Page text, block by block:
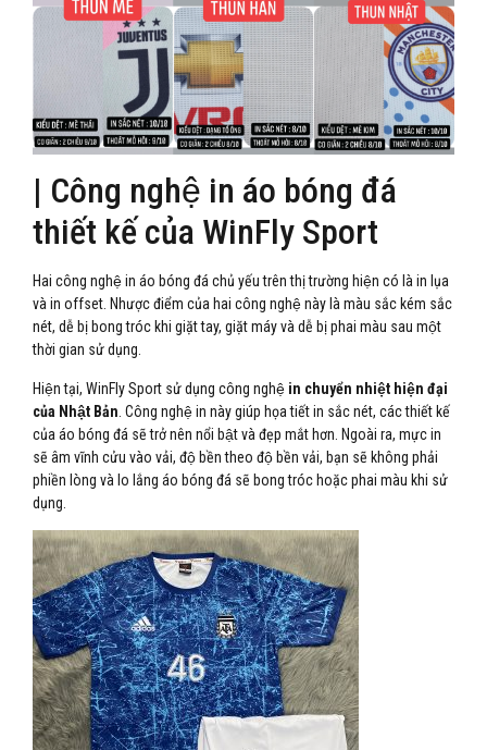
| Công nghệ in áo bóng đá
thiết kế của WinFly Sport
Hai công nghệ in áo bóng đá chủ yếu trên thị trường hiện có là in lụa
và in offset. Nhược điểm của hai công nghệ này là màu sắc kém sắc
nét, dễ bị bong tróc khi giặt tay, giặt máy và dễ bị phai màu sau một
thời gian sử dụng.
Hiện tại, WinFly Sport sử dụng công nghệ in chuyển nhiệt hiện đại
của Nhật Bản . Công nghệ in này giúp họa tiết in sắc nét, các thiết kế
của áo bóng đá sẽ trở nên nổi bật và đẹp mắt hơn. Ngoài ra, mực in
sẽ âm vĩnh cửu vào vải, độ bền theo độ bền vải, bạn sẽ không phải
phiền lòng và lo lắng áo bóng đá sẽ bong tróc hoặc phai màu khi sử
dụng.